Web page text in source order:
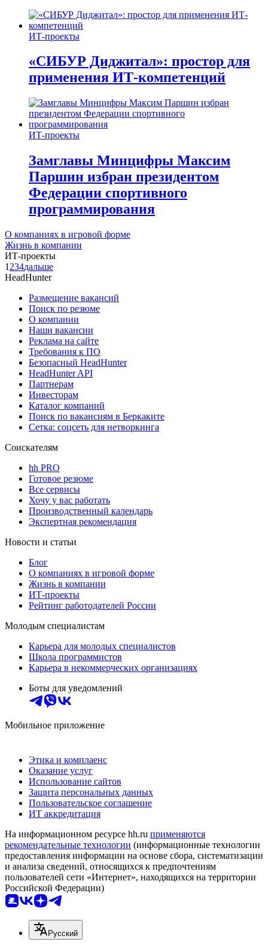
ИТ-проекты
«СИБУР Диджитал»: простор для
применения ИТ-компетенций
ИТ-проекты
Замглавы Минцифры Максим
Паршин избран президентом
Федерации спортивного
программирования
О компаниях в игровой форме
Жизнь в компании
ИТ-проекты
1 234дальше
HeadHunter
Размещение вакансий
Поиск по резюме
О компании
Наши вакансии
Реклама на сайте
Требования к ПО
Безопасный HeadHunter
HeadHunter API
Партнерам
Инвесторам
Каталог компаний
Поиск по вакансиям в Беркаките
Сетка: соцсеть для нетворкинга
Соискателям
hh PRO
Готовое резюме
Все сервисы
Хочу у вас работать
Производственный календарь
Экспертная рекомендация
Новости и статьи
Блог
О компаниях в игровой форме
Жизнь в компании
ИТ-проекты
Рейтинг работодателей России
Молодым специалистам
Карьера для молодых специалистов
Школа программистов
Карьера в некоммерческих организациях
Боты для уведомлений
Мобильное приложение
Этика и комплаенс
Оказание услуг
Использование сайтов
Защита персональных данных
Пользовательское соглашение
ИТ аккредитация
На информационном ресурсе hh.ru применяются
рекомендательные технологии (информационные технологии
предоставления информации на основе сбора, систематизации
и анализа сведений, относящихся к предпочтениям
пользователей сети «Интернет», находящихся на территории
Российской Федерации)
Русский